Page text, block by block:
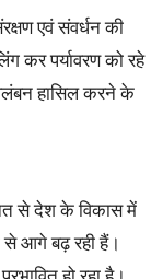
एवं संवर्धन की
कर पर्यावरण को रहे
हासिल करने के
से देश के विकास में
से आगे बढ़ रही हैं।